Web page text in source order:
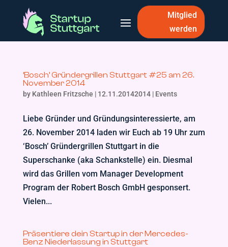
Mitglied
werden
‘Bosch’ Gründergrillen Stuttgart #25 am 26.
November 2014
by Kathleen Fritzsche | 12.11.20142014| Events
Liebe Gründer und Gründungsinteressierte, am
26. November 2014 laden wir Euch ab 19 Uhr zum
‘Bosch’ Gründergrillen Stuttgart in die
Superschanke (aka Schankstelle) ein. Diesmal
wird das Grillen vom Manager Development
Program der Robert Bosch GmbH gesponsert.
Vielen...
Präsentiere dein Startup in der Mercedes-
Benz Niederlassung in Stuttgart